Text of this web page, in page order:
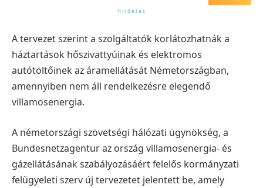
A tervezet szerint a szolgáltatók korlátozhatnák a
háztartások hőszivattyúinak és elektromos
autótöltőinek az áramellátását Németországban,
amennyiben nem áll rendelkezésre elegendő
villamosenergia.
A németországi szövetségi hálózati ügynökség, a
Bundesnetzagentur az ország villamosenergia- és
gázellátásának szabályozásáért felelős kormányzati
felügyeleti szerv új tervezetet jelentett be, amely